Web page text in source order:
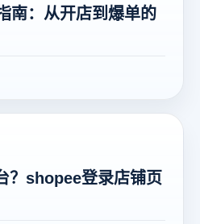
南：从开店到爆单的
？shopee登录店铺页